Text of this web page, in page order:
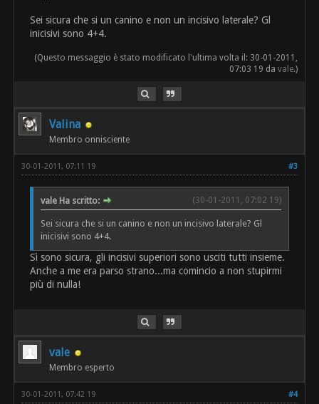
Sei sicura che si un canino e non un incisivo laterale? Gl
inicisivi sono 4+4.
(Questo messaggio è stato modificato l'ultima volta il: 30-01-2011,
07:03 19 da vale.)
Valina
Membro onnisciente
#3
30-01-2011, 07:11 19
(30-01-2011, 07:02 19)
vale Ha scritto:
Sei sicura che si un canino e non un incisivo laterale? Gl
inicisivi sono 4+4.
Sì sono sicura, gli incisivi superiori sono usciti tutti insieme.
Anche a me era parso strano...ma comincio a non stupirmi
più di nulla!
vale
Membro esperto
#4
30-01-2011, 07:42 19